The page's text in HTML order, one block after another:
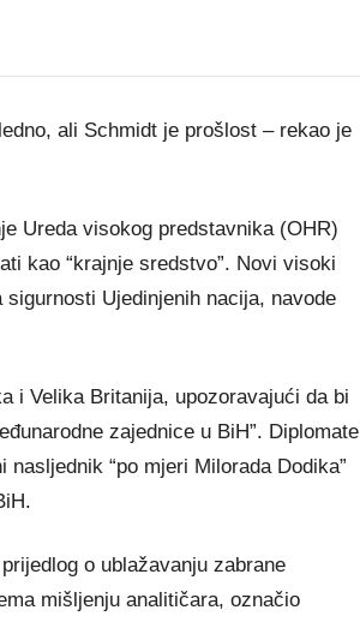
ali Schmidt je prošlost – rekao je
Ureda visokog predstavnika (OHR)
kao “krajnje sredstvo”. Novi visoki
Ujedinjenih nacija, navode
i Velika Britanija, upozoravajući da bi
zajednice u BiH”. Diplomate
“po mjeri Milorada Dodika”
o ublažavanju zabrane
mišljenju analitičara, označio